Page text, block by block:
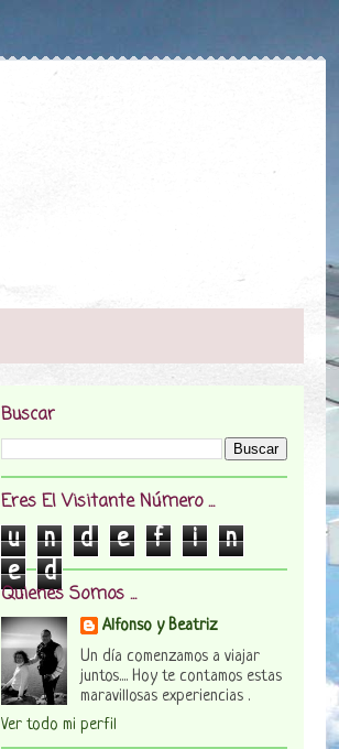
Buscar
Eres El Visitante Número ...
u n d e f i
n
e
d
Quienes Somos ...
Alfonso y Beatriz
Un día comenzamos a viajar
juntos.... Hoy te contamos estas
maravillosas experiencias .
Ver todo mi perfil